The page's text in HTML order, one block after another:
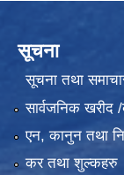
सूचना
सूचना तथा
सार्वजनिक खरीद
एन, कानुन तथा
कर तथा शुल्कहरु